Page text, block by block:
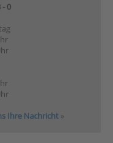
- 0
Ihre Nachricht »